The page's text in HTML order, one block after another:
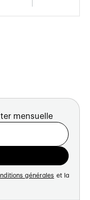
mensuelle
générales et la